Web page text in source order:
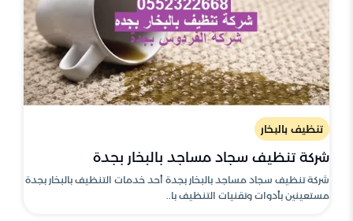
تنظيف بالبخار
شركة تنظيف سجاد مساجد بالبخار بجدة
شركة تنظيف سجاد مساجد بالبخار بجدة أحد خدمات التنظيف بالبخار بجدة
مستعينين بأدوات وتقنيات التنظيف با..